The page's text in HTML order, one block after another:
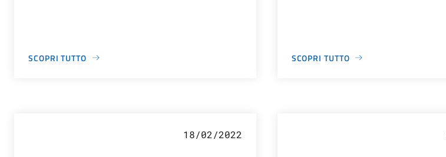
SCOPRI TUTTO SCOPRI TUTTO
18/02/2022